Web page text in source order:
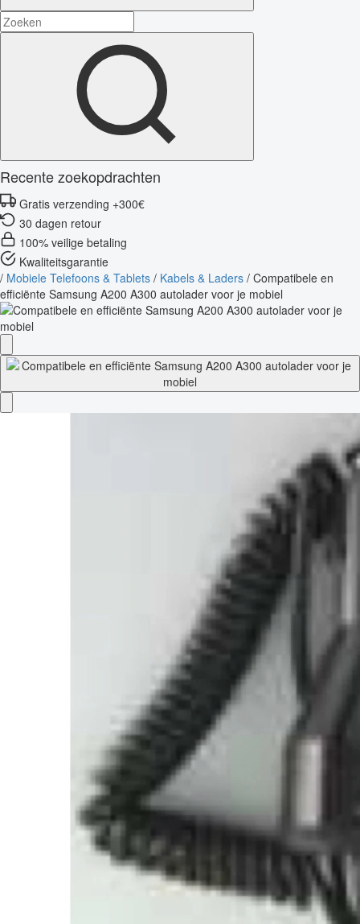
Recente zoekopdrachten
Gratis verzending +300€
30 dagen retour
100% veilige betaling
Kwaliteitsgarantie
/ Mobiele Telefoons & Tablets / Kabels & Laders / Compatibele en
efficiënte Samsung A200 A300 autolader voor je mobiel